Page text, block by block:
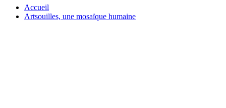
Accueil
Artsouilles, une mosaïque humaine